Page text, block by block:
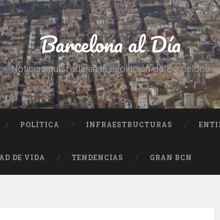
Barcelona al Día
Noticias que reflejan la evolución de Barcelona
POLÍTICA INFRAESTRUCTURAS
DE VIDA TENDENCIAS GRAN BCN